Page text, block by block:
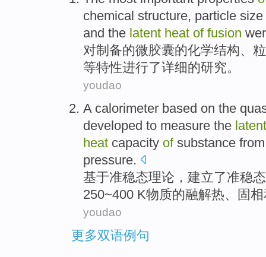
chemical structure, particle size
and the latent heat of fusion
对制备的微胶囊的化学结构、
等特性进行了详细的研究。
youdao
A calorimeter based on the
developed to measure the
heat capacity of substance
pressure.
基于准稳态理论 ， 建立了准稳态
250~400 K物质的融解热、固
youdao
更多双语例句